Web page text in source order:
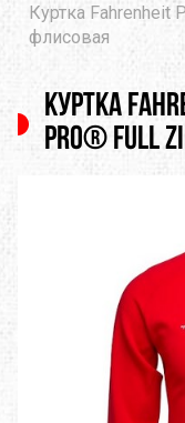
Куртка
флисовая
Куртка
Pro® Full